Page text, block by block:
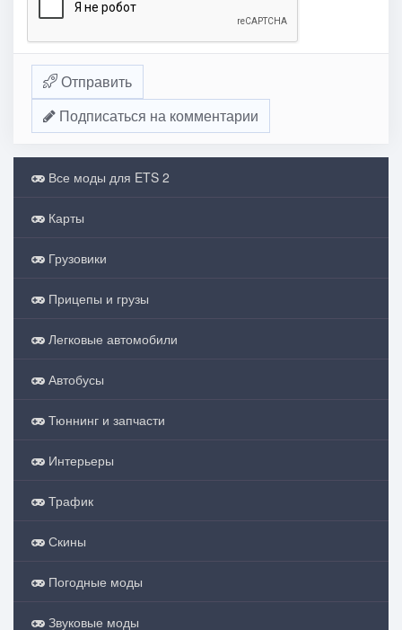
Отправить
Подписаться на комментарии
Все моды для ETS 2
Карты
Грузовики
Прицепы и грузы
Легковые автомобили
Автобусы
Тюннинг и запчасти
Интерьеры
Трафик
Скины
Погодные моды
Звуковые моды